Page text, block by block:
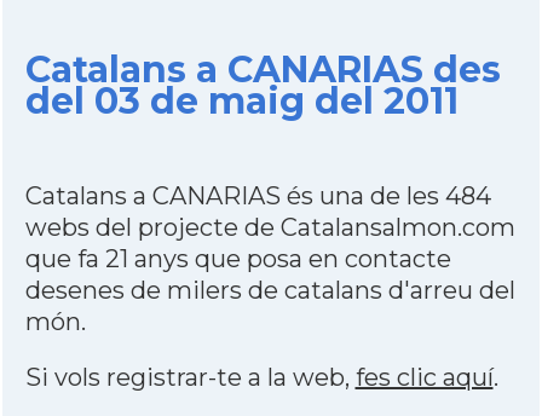
Catalans a CANARIAS des
del 03 de maig del 2011
Catalans a CANARIAS és una de les 484
webs del projecte de Catalansalmon.com
que fa 21 anys que posa en contacte
desenes de milers de catalans d'arreu del
món.
Si vols registrar-te a la web, fes clic aquí.